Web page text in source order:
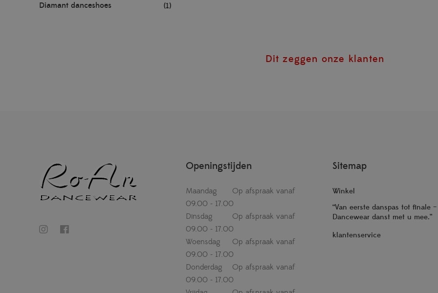
Diamant danceshoes (1)
Dit zeggen onze klanten
Openingstijden
Maandag
Op afspraak vanaf
09.00 - 17.00
Dinsdag
Op afspraak vanaf
09.00 - 17.00
Woensdag
Op afspraak vanaf
09.00 - 17.00
Donderdag
Op afspraak vanaf
09.00 - 17.00
Sitemap
Winkel
“Van eerste danspas tot finale –
Dancewear danst met u mee.”
klantenservice